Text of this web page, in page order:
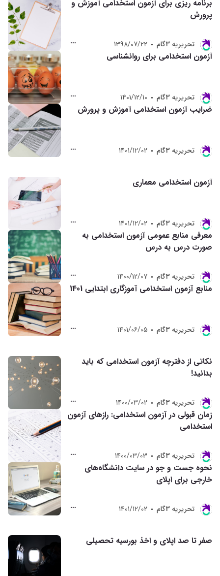
برنامه ریزی برای آزمون استخدامی آموزش و
پرورش
تحريريه 3گام 1398/07/22
آزمون استخدامی برای روانشناسی
تحريريه 3گام 1401/12/10
ضرایب آزمون استخدامی آموزش و پرورش
تحريريه 3گام 1401/12/02
آزمون استخدامی معماری
تحريريه 3گام 1401/12/02
معرفی منابع عمومی آزمون استخدامی به
صورت درس به درس
تحريريه 3گام 1400/12/07
منابع آزمون استخدامی آموزگاری ابتدایی 1401
تحريريه 3گام 1401/06/05
نکاتی از دفترچه آزمون استخدامی که باید
بدانید!
تحريريه 3گام 1400/03/02
زمان قبولی در آزمون استخدامی: رازهای آزمون
استخدامی
تحريريه 3گام 1400/03/03
نحوه جست و جو در سایت دانشگاه‌های
خارجی برای اپلای
تحريريه 3گام 1401/12/02
صفر تا صد اپلای و اخذ بورسیه تحصیلی